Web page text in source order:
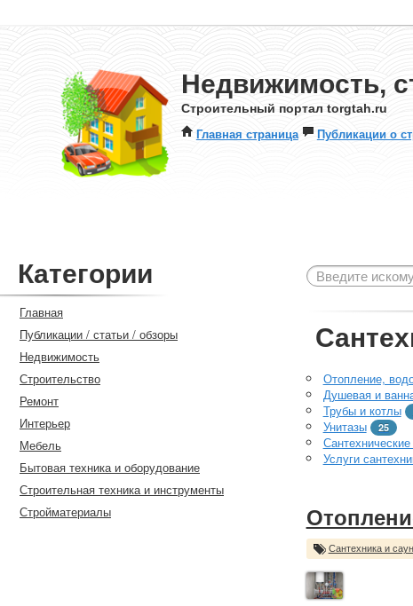
Недвижимость,
Строительный портал torgtah.ru
Главная страница Публикации о
Категории
Главная
Публикации / статьи / обзоры
Недвижимость
Строительство
Ремонт
Интерьер
Мебель
Бытовая техника и оборудование
Строительная техника и инструменты
Стройматериалы
Отопление,
Душевая и
Трубы и котлы
Унитазы 25
Услуги
Сантехника и